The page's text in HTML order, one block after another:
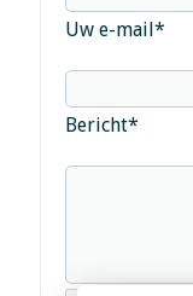
Uw e-mail*
Bericht*